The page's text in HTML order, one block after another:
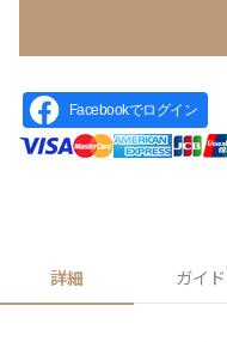
Facebookでログイン
詳細 ガイド